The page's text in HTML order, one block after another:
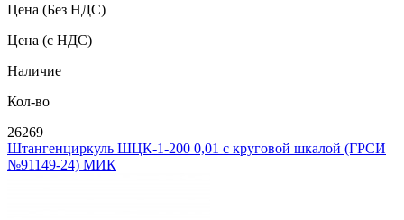
Цена (Без НДС)
Цена (с НДС)
Наличие
Кол-во
26269
Штангенциркуль ШЦК-1-200 0,01 с круговой шкалой (ГРСИ
№91149-24) МИК